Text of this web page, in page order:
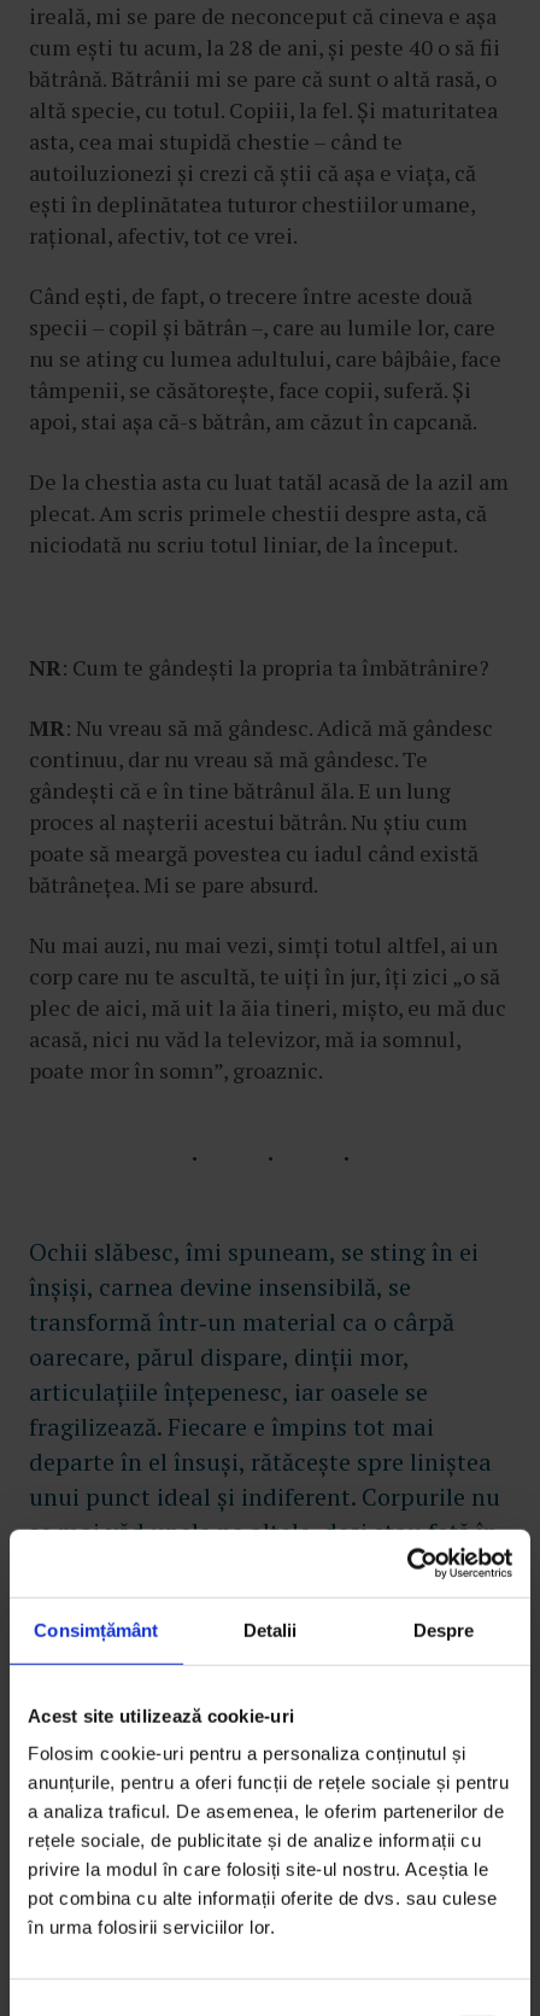
Consimțământ Detalii Despre
Acest site utilizează cookie-uri
Folosim cookie-uri pentru a personaliza conținutul și
anunțurile, pentru a oferi funcții de rețele sociale și pentru
a analiza traficul. De asemenea, le oferim partenerilor de
rețele sociale, de publicitate și de analize informații cu
privire la modul în care folosiți site-ul nostru. Aceștia le
pot combina cu alte informații oferite de dvs. sau culese
în urma folosirii serviciilor lor.
ireală, mi se pare de neconceput că cineva e așa
cum ești tu acum, la 28 de ani, și peste 40 o să fii
bătrână. Bătrânii mi se pare că sunt o altă rasă, o
altă specie, cu totul. Copiii, la fel. Și maturitatea
asta, cea mai stupidă chestie – când te
autoiluzionezi și crezi că știi că așa e viața, că
ești în deplinătatea tuturor chestiilor umane,
rațional, afectiv, tot ce vrei.
Când ești, de fapt, o trecere între aceste două
specii – copil și bătrân –, care au lumile lor, care
nu se ating cu lumea adultului, care bâjbâie, face
tâmpenii, se căsătorește, face copii, suferă. Și
apoi, stai așa că-s bătrân, am căzut în capcană.
De la chestia asta cu luat tatăl acasă de la azil am
plecat. Am scris primele chestii despre asta, că
niciodată nu scriu totul liniar, de la început.
NR: Cum te gândești la propria ta îmbătrânire?
MR: Nu vreau să mă gândesc. Adică mă gândesc
continuu, dar nu vreau să mă gândesc. Te
gândești că e în tine bătrânul ăla. E un lung
proces al nașterii acestui bătrân. Nu știu cum
poate să meargă povestea cu iadul când există
bătrânețea. Mi se pare absurd.
Nu mai auzi, nu mai vezi, simți totul altfel, ai un
corp care nu te ascultă, te uiți în jur, îți zici „o să
plec de aici, mă uit la ăia tineri, mișto, eu mă duc
acasă, nici nu văd la televizor, mă ia somnul,
poate mor în somn”, groaznic.
Ochii slăbesc, îmi spuneam, se sting în ei
înșiși, carnea devine insensibilă, se
transformă într‑un material ca o cârpă
oarecare, părul dispare, dinții mor,
articulațiile înțepenesc, iar oasele se
fragilizează. Fiecare e împins tot mai
departe în el însuși, rătăcește spre liniștea
unui punct ideal și indiferent. Corpurile nu
se mai văd unele pe altele, deși stau față în
față, iar irișii s‑au uscat. Îl atingi pe celălalt
și ce dacă‑l atingi? El însuși, de dincolo, nu
poate să ajungă la propria piele, la propriul
corp în care tu bați cu degetele ca într‑un
zid: lumea devine un parc în care oameni
orbi plimbă câini orbi. Ceață neagră între
corpuri și atât. Poate niște amintiri
plantate ici-colo, ca niște copaci, de
primăria absurdului. Nu le vezi, doar le
auzi, cum ai auzi un televizor pornit într‑un
apartament vecin. De fapt, în timp, te
fapt un zgomot de fond. Și într‑un anumit